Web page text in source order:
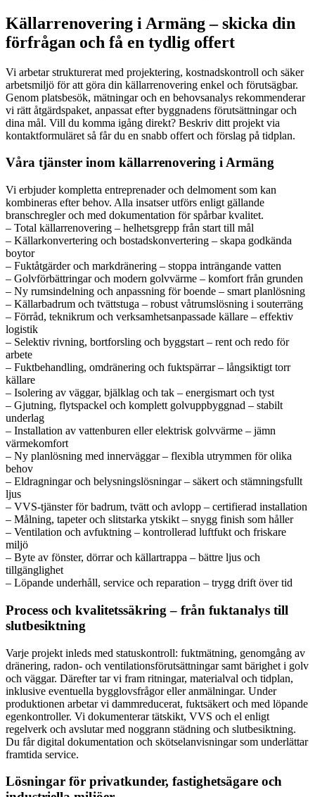
Källarrenovering i Armäng – skicka din
förfrågan och få en tydlig offert
Vi arbetar strukturerat med projektering, kostnadskontroll och säker
arbetsmiljö för att göra din källarrenovering enkel och förutsägbar.
Genom platsbesök, mätningar och en behovsanalys rekommenderar
vi rätt åtgärdspaket, anpassat efter byggnadens förutsättningar och
dina mål. Vill du komma igång direkt? Beskriv ditt projekt via
kontaktformuläret så får du en snabb offert och förslag på tidplan.
Våra tjänster inom källarrenovering i Armäng
Vi erbjuder kompletta entreprenader och delmoment som kan
kombineras efter behov. Alla insatser utförs enligt gällande
branschregler och med dokumentation för spårbar kvalitet.
– Total källarrenovering – helhetsgrepp från start till mål
– Källarkonvertering och bostadskonvertering – skapa godkända
boytor
– Fuktåtgärder och markdränering – stoppa inträngande vatten
– Golvförbättringar och modern golvvärme – komfort från grunden
– Ny rumsindelning och anpassning för boende – smart planlösning
– Källarbadrum och tvättstuga – robust våtrumslösning i souterräng
– Förråd, teknikrum och verksamhetsanpassade källare – effektiv
logistik
– Selektiv rivning, bortforsling och byggstart – rent och redo för
arbete
– Fuktbehandling, omdränering och fuktspärrar – långsiktigt torr
källare
– Isolering av väggar, bjälklag och tak – energismart och tyst
– Gjutning, flytspackel och komplett golvuppbyggnad – stabilt
underlag
– Installation av vattenburen eller elektrisk golvvärme – jämn
värmekomfort
– Ny planlösning med innerväggar – flexibla utrymmen för olika
behov
– Eldragningar och belysningslösningar – säkert och stämningsfullt
ljus
– VVS-tjänster för badrum, tvätt och avlopp – certifierad installation
– Målning, tapeter och slitstarka ytskikt – snygg finish som håller
– Ventilation och avfuktning – kontrollerad luftfukt och friskare
miljö
– Byte av fönster, dörrar och källartrappa – bättre ljus och
tillgänglighet
– Löpande underhåll, service och reparation – trygg drift över tid
Process och kvalitetssäkring – från fuktanalys till
slutbesiktning
Varje projekt inleds med statuskontroll: fuktmätning, genomgång av
dränering, radon- och ventilationsförutsättningar samt bärighet i golv
och väggar. Därefter tar vi fram ritningar, materialval och tidplan,
inklusive eventuella bygglovsfrågor eller anmälningar. Under
produktionen arbetar vi dammreducerat, fuktsäkert och med löpande
egenkontroller. Vi dokumenterar tätskikt, VVS och el enligt
regelverk och avslutar med noggrann städning och slutbesiktning.
Du får digital dokumentation och skötselanvisningar som underlättar
framtida service.
Lösningar för privatkunder, fastighetsägare och